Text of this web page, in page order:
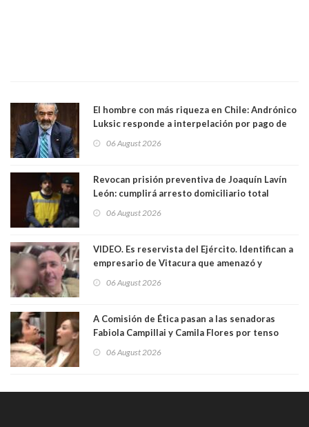
El hombre con más riqueza en Chile: Andrónico
Luksic responde a interpelación por pago de
día que me muera”
06 August 2026
Revocan prisión preventiva de Joaquín Lavín
León: cumplirá arresto domiciliario total
06 August 2026
VIDEO. Es reservista del Ejército. Identifican a
empresario de Vitacura que amenazó y
al "ring raja". Se trata de Andrés Arrieta y la
06 August 2026
A Comisión de Ética pasan a las senadoras
Fabiola Campillai y Camila Flores por tenso
06 August 2026